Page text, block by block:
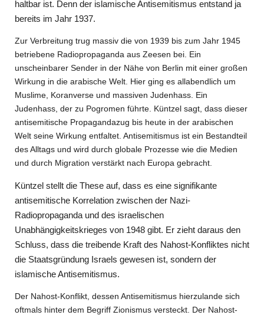
haltbar ist. Denn der islamische Antisemitismus entstand ja
bereits im Jahr 1937.
Zur Verbreitung trug massiv die von 1939 bis zum Jahr 1945
betriebene Radiopropaganda aus Zeesen bei. Ein
unscheinbarer Sender in der Nähe von Berlin mit einer großen
Wirkung in die arabische Welt. Hier ging es allabendlich um
Muslime, Koranverse und massiven Judenhass. Ein
Judenhass, der zu Pogromen führte. Küntzel sagt, dass dieser
antisemitische Propagandazug bis heute in der arabischen
Welt seine Wirkung entfaltet. Antisemitismus ist ein Bestandteil
des Alltags und wird durch globale Prozesse wie die Medien
und durch Migration verstärkt nach Europa gebracht.
Küntzel stellt die These auf, dass es eine signifikante
antisemitische Korrelation zwischen der Nazi-
Radiopropaganda und des israelischen
Unabhängigkeitskrieges von 1948 gibt. Er zieht daraus den
Schluss, dass die treibende Kraft des Nahost-Konfliktes nicht
die Staatsgründung Israels gewesen ist, sondern der
islamische Antisemitismus.
Der Nahost-Konflikt, dessen Antisemitismus hierzulande sich
oftmals hinter dem Begriff Zionismus versteckt. Der Nahost-